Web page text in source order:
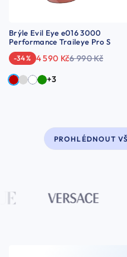
Brýle Evil Eye e016 3000
Performance Traileye Pro S
-34 % 4 590 Kč6 990 Kč
+3
PROHLÉDNOUT